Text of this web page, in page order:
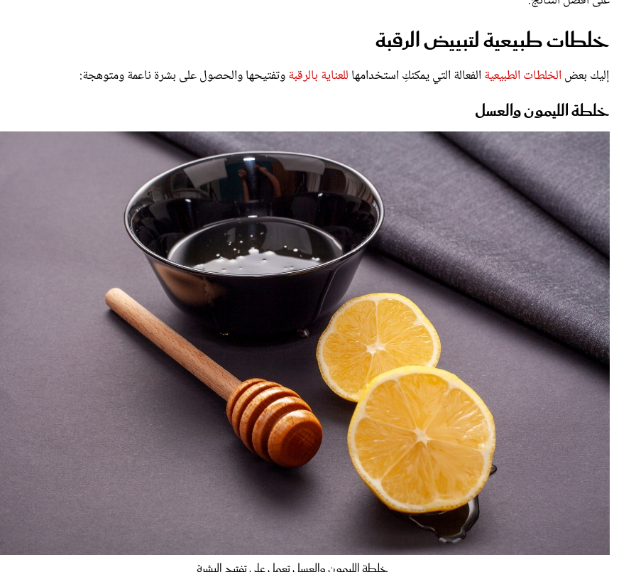
خلطات طبيعية لتبييض الرقبة
إليك بعضالخلطات الطبيعية الفعالة التي يمكنكِ استخدامها
خلطة الليمون والعسل
خلطة الليمون والعسل تعمل على تفتيح البشرة